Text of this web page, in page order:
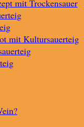
mit Trockensauer
mit Kultursauerteig